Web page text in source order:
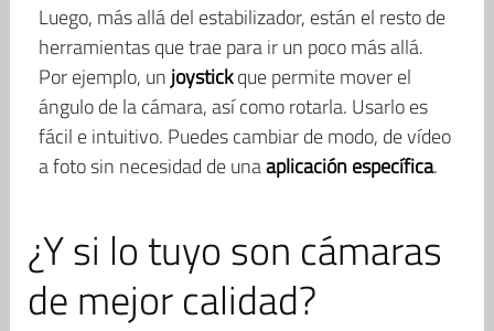
Luego, más allá del estabilizador, están el resto de
herramientas que trae para ir un poco más allá.
Por ejemplo, un joystickque permite mover el
ángulo de la cámara, así como rotarla. Usarlo es
fácil e intuitivo. Puedes cambiar de modo, de vídeo
a foto sin necesidad de unaaplicación específica.
¿Y si lo tuyo son cámaras
de mejor calidad?